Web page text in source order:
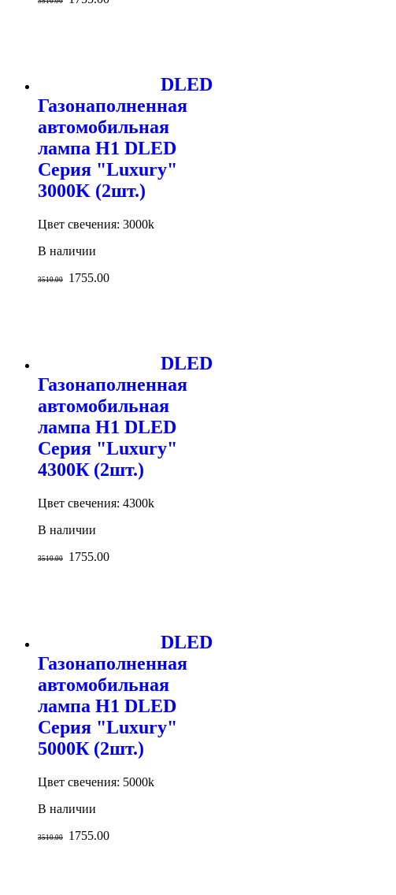
DLED
Газонаполненная
автомобильная
лампа H1 DLED
Серия "Luxury"
3000K (2шт.)
Цвет свечения: 3000k
В наличии
3510.00 1755.00
DLED
Газонаполненная
автомобильная
лампа H1 DLED
Серия "Luxury"
4300К (2шт.)
Цвет свечения: 4300k
В наличии
3510.00 1755.00
DLED
Газонаполненная
автомобильная
лампа H1 DLED
Серия "Luxury"
5000К (2шт.)
Цвет свечения: 5000k
В наличии
3510.00 1755.00